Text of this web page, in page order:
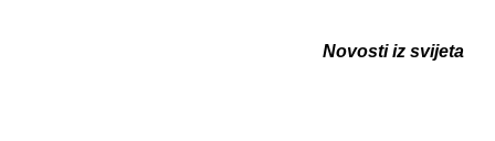
Novosti iz svijeta